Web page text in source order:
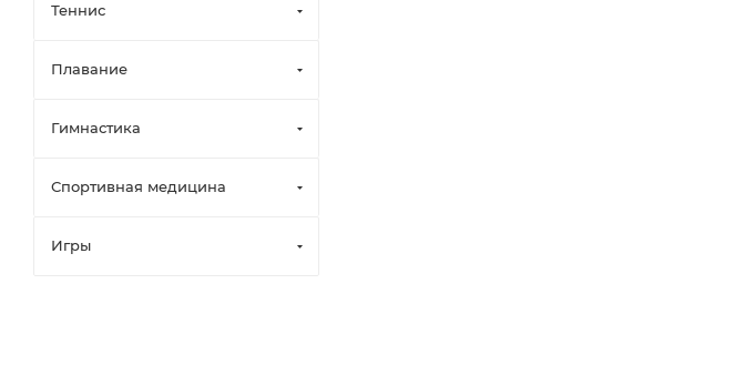
Теннис
Плавание
Гимнастика
Спортивная медицина
Игры